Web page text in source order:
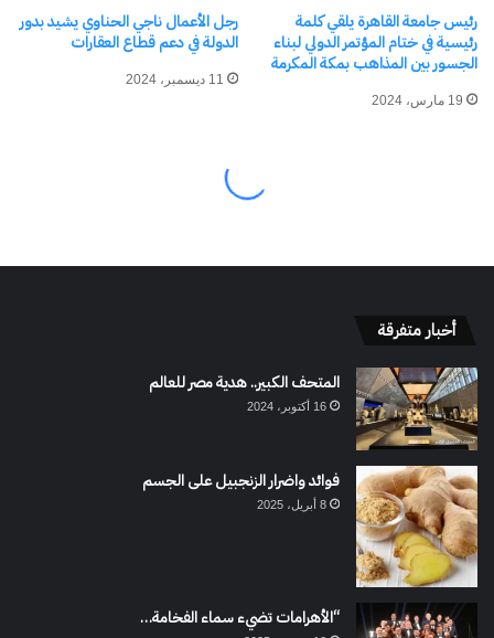
أخبار متفرقة
المتحف الكبير.. هدية مصر للعالم
16 أكتوبر، 2024
فوائد واضرار الزنجبيل على الجسم
8 أبريل، 2025
“الأهرامات تضيء سماء الفخامة…